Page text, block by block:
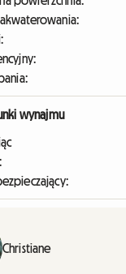
wynajmu
Christiane